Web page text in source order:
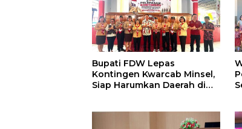
Bupati FDW Lepas
Kontingen Kwarcab Minsel,
Siap Harumkan Daerah di